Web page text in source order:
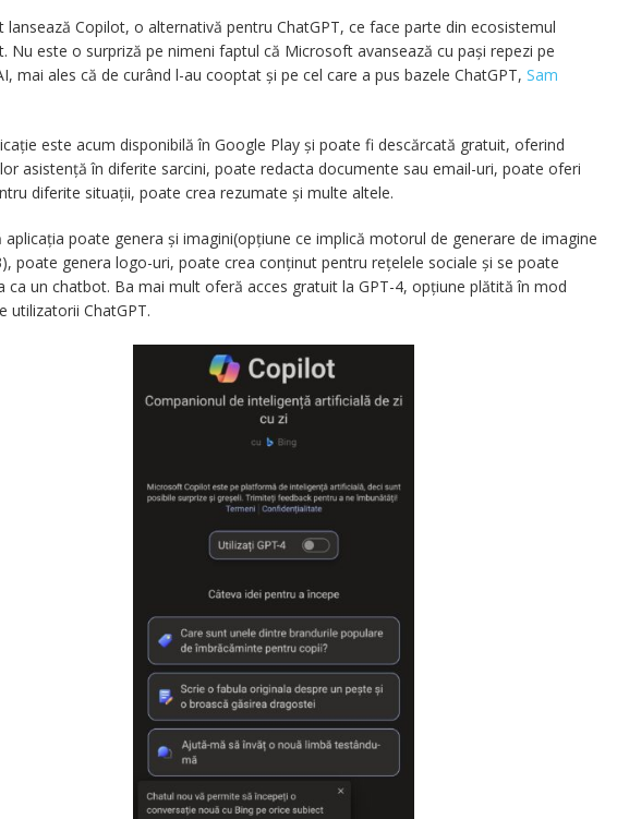
lansează Copilot, o alternativă pentru ChatGPT, ce face parte din ecosistemul
Nu este o surpriză pe nimeni faptul că Microsoft avansează cu pași repezi pe
mai ales că de curând l-au cooptat și pe cel care a pus bazele ChatGPT, Sam
este acum disponibilă în Google Play și poate fi descărcată gratuit, oferind
asistență în diferite sarcini, poate redacta documente sau email-uri, poate oferi
diferite situații, poate crea rezumate și multe altele.
poate genera și imagini(opțiune ce implică motorul de generare de imagine
poate genera logo-uri, poate crea conținut pentru rețelele sociale și se poate
ca un chatbot. Ba mai mult oferă acces gratuit la GPT-4, opțiune plătită în mod
utilizatorii ChatGPT.